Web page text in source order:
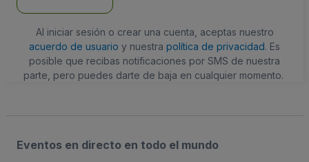
Al iniciar sesión o crear una cuenta, aceptas nuestro
acuerdo de usuario y nuestra política de privacidad. Es
posible que recibas notificaciones por SMS de nuestra
parte, pero puedes darte de baja en cualquier momento.
Eventos en directo en todo el mundo